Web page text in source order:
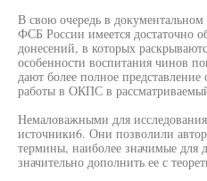
В свою очередь в
ФСБ России имеется достаточно
донесений, в которых
особенности воспитания чинов
дают более полное представление
работы в ОКПС в
Немаловажными для
источники6. Они позволили
термины, наиболее значимые для
значительно дополнить ее с